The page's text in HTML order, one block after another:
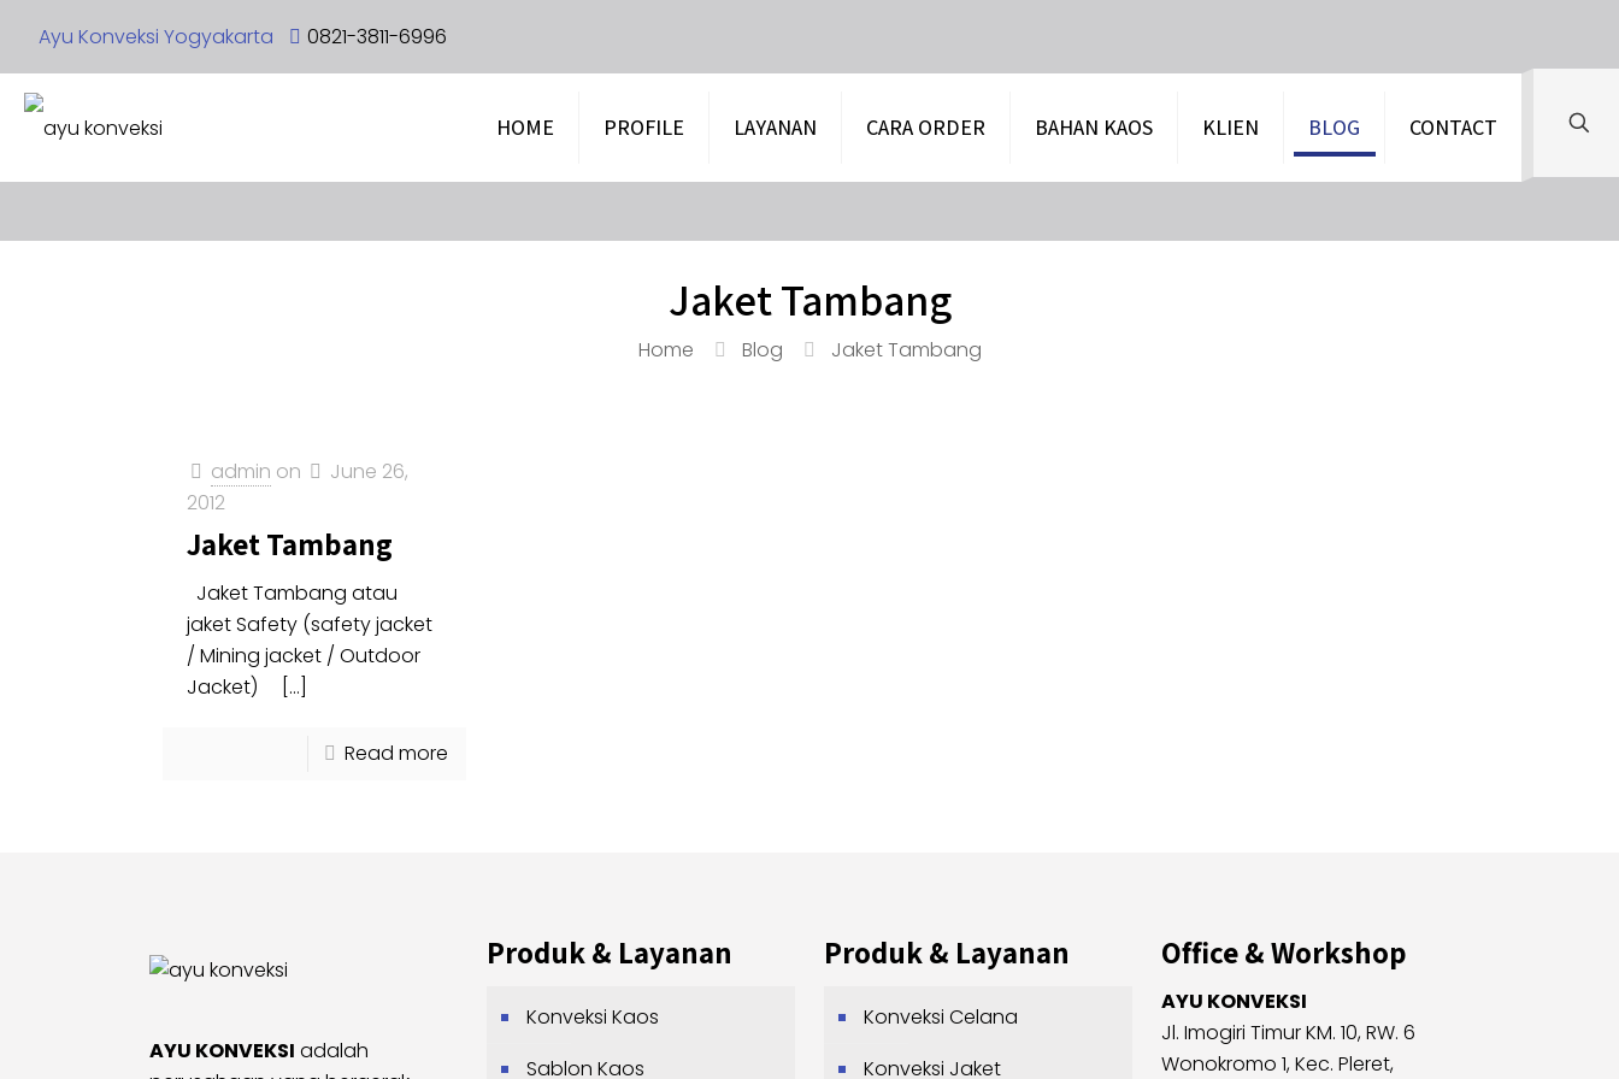
Ayu Konveksi Yogyakarta 0821-3811-6996
HOME PROFILE LAYANAN CARA ORDER BAHAN KAOS KLIEN BLOG CONTACT
Jaket Tambang
Home Blog Jaket Tambang
admin on
June 26,
2012
Jaket Tambang
Jaket Tambang atau
jaket Safety (safety jacket
/ Mining jacket / Outdoor
Jacket)
[…]
Read more
AYU KONVEKSI adalah
Produk & Layanan
Konveksi Kaos
Sablon Kaos
Produk & Layanan
Konveksi Celana
Konveksi Jaket
Office & Workshop
AYU KONVEKSI
Jl. Imogiri Timur KM. 10, RW. 6
Wonokromo 1, Kec. Pleret,